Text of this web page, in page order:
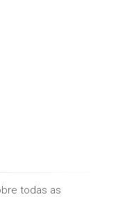
todas as